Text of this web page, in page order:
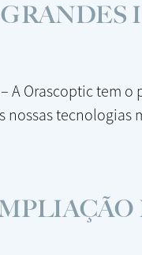
A Orascoptic tem o
tecnologias